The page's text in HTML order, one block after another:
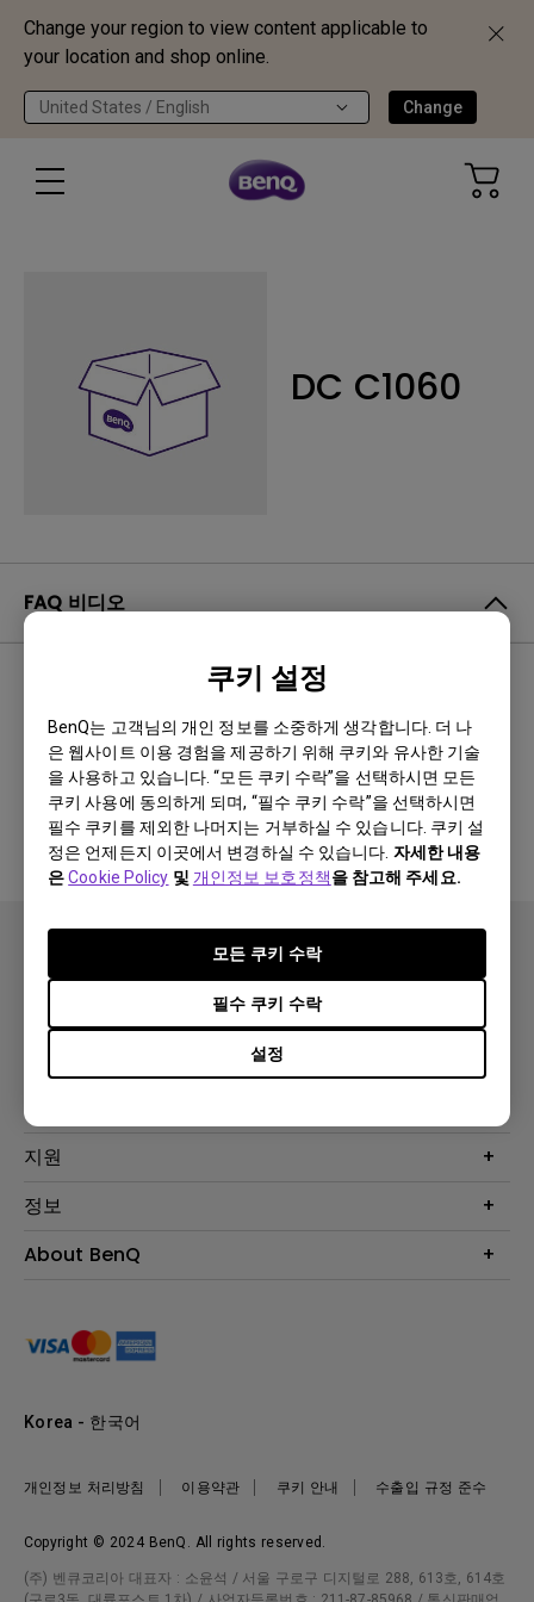
Change your region to view content applicable to
your location and shop online.
United States / English Change
쿠키 설정
BenQ는 고객님의 개인 정보를 소중하게 생각합니다. 더 나
은 웹사이트 이용 경험을 제공하기 위해 쿠키와 유사한 기술
을 사용하고 있습니다. “모든 쿠키 수락”을 선택하시면 모든
쿠키 사용에 동의하게 되며, “필수 쿠키 수락”을 선택하시면
필수 쿠키를 제외한 나머지는 거부하실 수 있습니다. 쿠키 설
정은 언제든지 이곳에서 변경하실 수 있습니다. 자세한 내용
은Cookie Policy 및 개인정보 보호정책을 참고해 주세요.
설정
필수 쿠키 수락
모든 쿠키 수락
DC C1060
FAQ 비디오
관련 비디오 없음
조명
솔루션
Eye-Care 모니터
e스포츠
비즈니스 디스플레이
지원
문의
서비스센터
정보
프로젝터 거리계산기
About BenQ
사회적 책임
뉴스
Copyright © 2024 BenQ. All rights reserved.
개인정보 처리방침 이용약관 쿠키 안내 수출입 규정 준수
Korea - 한국어
(주) 벤큐코리아 대표자 : 소윤석 / 서울 구로구 디지털로 288, 613호, 614호